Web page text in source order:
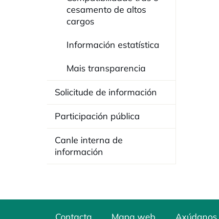
cesamento de altos
cargos
Información estatística
Mais transparencia
Solicitude de información
Participación pública
Canle interna de
información